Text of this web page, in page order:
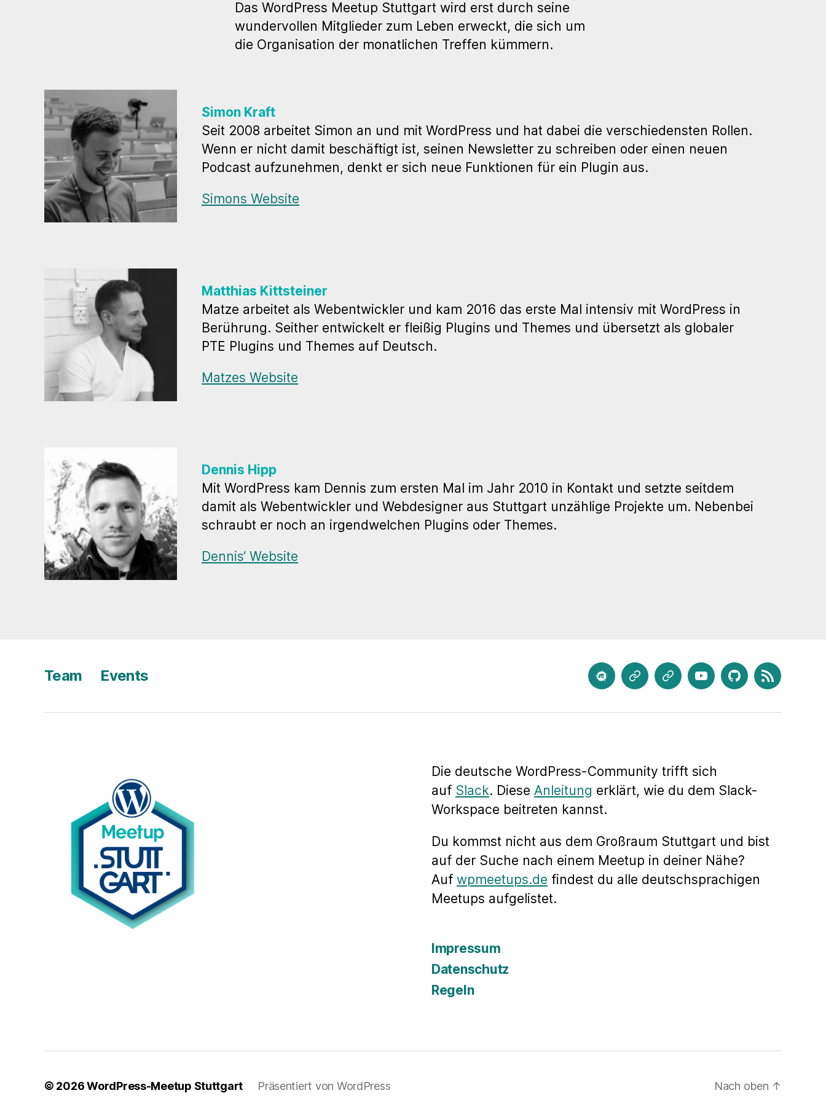
Das WordPress Meetup Stuttgart wird erst durch seine
wundervollen Mitglieder zum Leben erweckt, die sich um
die Organisation der monatlichen Treffen kümmern.
Simon Kraft
Seit 2008 arbeitet Simon an und mit WordPress und hat dabei die verschiedensten Rollen.
Wenn er nicht damit beschäftigt ist, seinen Newsletter zu schreiben oder einen neuen
Podcast aufzunehmen, denkt er sich neue Funktionen für ein Plugin aus.
Simons Website
Matthias Kittsteiner
Matze arbeitet als Web­ent­wickler und kam 2016 das erste Mal intensiv mit WordPress in
Berührung. Seither entwickelt er fleißig Plugins und Themes und übersetzt als globaler
PTE Plugins und Themes auf Deutsch.
Matzes Website
Dennis Hipp
Mit WordPress kam Dennis zum ersten Mal im Jahr 2010 in Kontakt und setzte seitdem
damit als Webent­wickler und Web­designer aus Stut­tgart un­zählige Projekte um. Nebenbei
schraubt er noch an irgend­welchen Plugins oder Themes.
Dennis‘ Website
Team Events meetup.com
MastodonBlueskyYoutubeGitHubFeed
Die deutsche WordPress-Community trifft sich
auf Slack. Diese Anleitung erklärt, wie du dem Slack-
Workspace beitreten kannst.
Du kommst nicht aus dem Großraum Stuttgart und bist
auf der Suche nach einem Meetup in deiner Nähe?
Auf wpmeetups.de findest du alle deutschsprachigen
Meetups aufgelistet.
Impressum
Datenschutz
Regeln
© 2026WordPress-Meetup Stuttgart Präsentiert von WordPress Nach oben ↑